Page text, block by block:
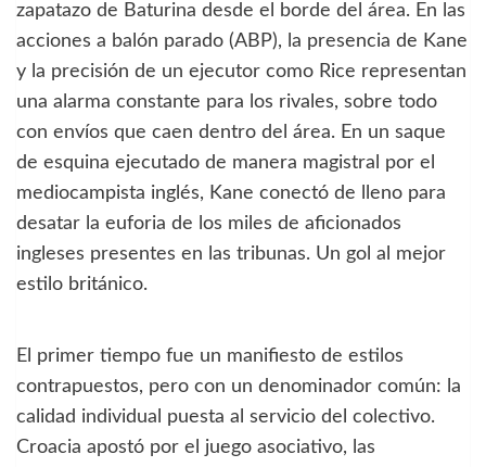
zapatazo de Baturina desde el borde del área. En las
acciones a balón parado (ABP), la presencia de Kane
y la precisión de un ejecutor como Rice representan
una alarma constante para los rivales, sobre todo
con envíos que caen dentro del área. En un saque
de esquina ejecutado de manera magistral por el
mediocampista inglés, Kane conectó de lleno para
desatar la euforia de los miles de aficionados
ingleses presentes en las tribunas. Un gol al mejor
estilo británico.
El primer tiempo fue un manifiesto de estilos
contrapuestos, pero con un denominador común: la
calidad individual puesta al servicio del colectivo.
Croacia apostó por el juego asociativo, las